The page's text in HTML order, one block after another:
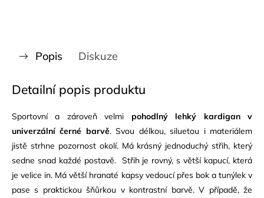
Popis Diskuze
Detailní popis produktu
Sportovní a zároveň velmi pohodlný lehký kardigan v
univerzální černé barvě. Svou délkou, siluetou i materiálem
jistě strhne pozornost okolí. Má krásný jednoduchý střih, který
sedne snad každé postavě. Střih je rovný, s větší kapucí, která
je velice in. Má větší hranaté kapsy vedoucí přes bok a tunýlek v
pase s praktickou šňůrkou v kontrastní barvě. V případě, že